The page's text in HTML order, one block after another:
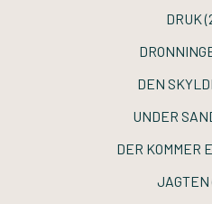
DRUK
DEN
UNDER
DER KOMMER
JAGTEN